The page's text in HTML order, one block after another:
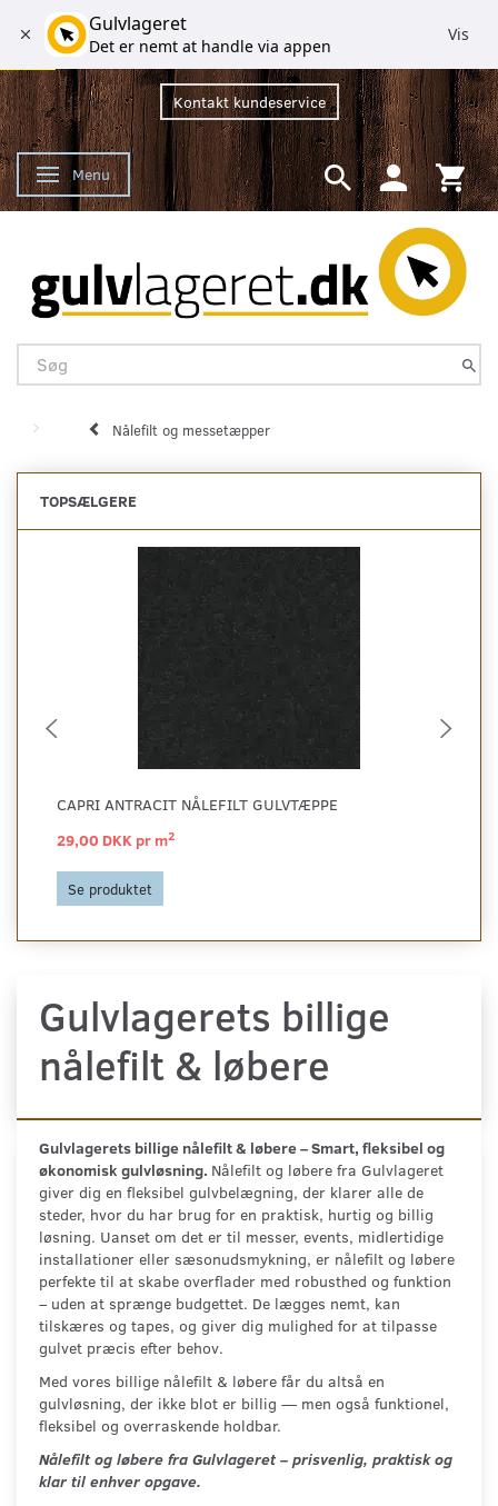
Kontakt kundeservice
Skifte navigation
Menu
Nålefilt og messetæpper
TOPSÆLGERE
CAPRI ANTRACIT NÅLEFILT GULVTÆPPE
29,00 DKK pr m2
Se produktet
Gulvlagerets billige
nålefilt & løbere
Gulvlagerets billige nålefilt & løbere – Smart, fleksibel og
økonomisk gulvløsning. Nålefilt og løbere fra Gulvlageret
giver dig en fleksibel gulvbelægning, der klarer alle de
steder, hvor du har brug for en praktisk, hurtig og billig
løsning. Uanset om det er til messer, events, midlertidige
installationer eller sæsonudsmykning, er nålefilt og løbere
perfekte til at skabe overflader med robusthed og funktion
– uden at sprænge budgettet. De lægges nemt, kan
tilskæres og tapes, og giver dig mulighed for at tilpasse
gulvet præcis efter behov.
Med vores billige nålefilt & løbere får du altså en
gulvløsning, der ikke blot er billig — men også funktionel,
fleksibel og overraskende holdbar.
Nålefilt og løbere fra Gulvlageret – prisvenlig, praktisk og
klar til enhver opgave.
Gulvlageret
Det er nemt at handle via appen
Vis